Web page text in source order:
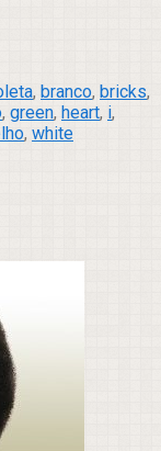
, branco, bricks,
, green, heart, i,
, white